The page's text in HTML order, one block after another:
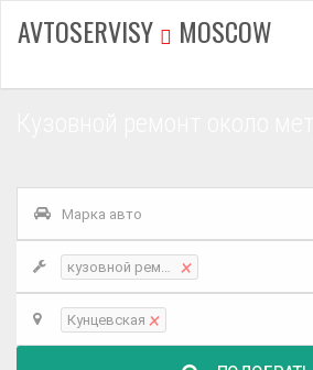
AVTOSERVISY MOSCOW
Марка авто
кузовной ремонт×
Кунцевская ×